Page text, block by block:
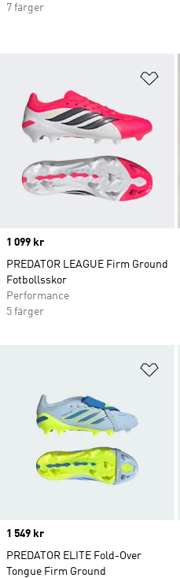
Price
1 099 kr
PREDATOR LEAGUE Firm Ground
Fotbollsskor
Performance
5 färger
Price
1 549 kr
PREDATOR ELITE Fold-Over
Tongue Firm Ground
7 färger